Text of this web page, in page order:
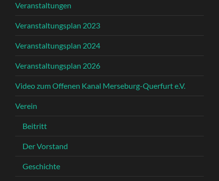
Veranstaltungen
Veranstaltungsplan 2023
Veranstaltungsplan 2024
Veranstaltungsplan 2026
Video zum Offenen Kanal Merseburg-Querfurt e.V.
Verein
Beitritt
Der Vorstand
Geschichte